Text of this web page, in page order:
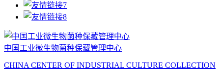
中国工业微生物菌种保藏管理中心
CHINA CENTER OF INDUSTRIAL CULTURE COLLECTION